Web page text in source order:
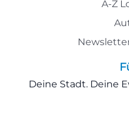
A-Z
Deine Stadt. Deine